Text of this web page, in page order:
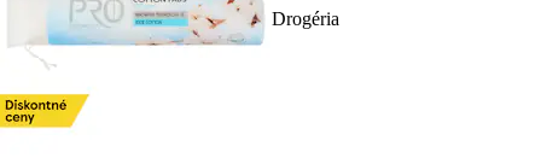
Drogéria